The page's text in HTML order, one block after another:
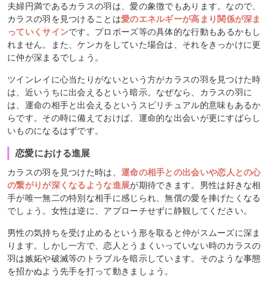
夫婦円満であるカラスの羽は、愛の象徴でもあります。なので、
カラスの羽を見つけることは愛のエネルギーが高まり関係が深ま
っていくサインです。プロポーズ等の具体的な行動もあるかもし
れません。また、ケンカをしていた場合は、それをきっかけに更
に仲が深まるでしょう。
ツインレイに心当たりがないという方がカラスの羽を見つけた時
は、近いうちに出会えるという暗示。なぜなら、カラスの羽に
は、運命の相手と出会えるというスピリチュアル的意味もあるか
らです。その時に備えておけば、運命的な出会いが更にすばらし
いものになるはずです。
恋愛における進展
カラスの羽を見つけた時は、 運命の相手との出会いや恋人との心
の繋がりが深くなるような進展が期待できます。男性は好きな相
手が唯一無二の特別な相手に感じられ、無償の愛を捧げたくなる
でしょう。女性は逆に、アプローチせずに静観してください。
男性の気持ちを受け止めるという形を取ると仲がスムーズに深ま
ります。しかし一方で、恋人とうまくいっていない時のカラスの
羽は嫉妬や破滅等のトラブルを暗示しています。そのような事態
を招かぬよう先手を打って動きましょう。